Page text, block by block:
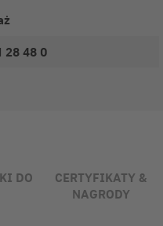
28 48 0
DO
CERTYFIKATY &
NAGRODY